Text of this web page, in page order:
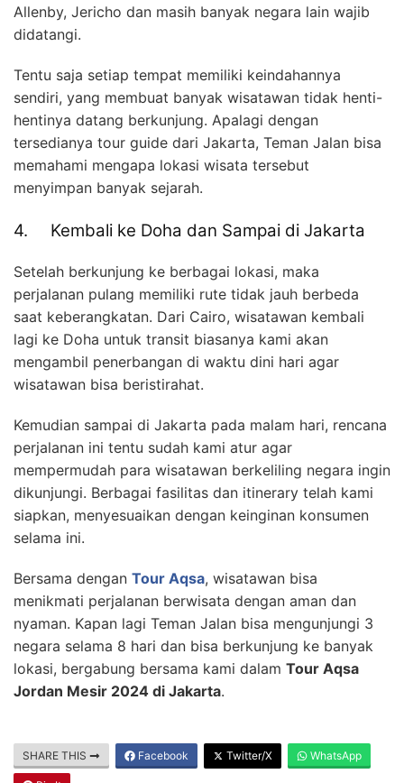
Allenby, Jericho dan masih banyak negara lain wajib
didatangi.
Tentu saja setiap tempat memiliki keindahannya
sendiri, yang membuat banyak wisatawan tidak henti-
hentinya datang berkunjung. Apalagi dengan
tersedianya tour guide dari Jakarta, Teman Jalan bisa
memahami mengapa lokasi wisata tersebut
menyimpan banyak sejarah.
4. Kembali ke Doha dan Sampai di Jakarta
Setelah berkunjung ke berbagai lokasi, maka
perjalanan pulang memiliki rute tidak jauh berbeda
saat keberangkatan. Dari Cairo, wisatawan kembali
lagi ke Doha untuk transit biasanya kami akan
mengambil penerbangan di waktu dini hari agar
wisatawan bisa beristirahat.
Kemudian sampai di Jakarta pada malam hari, rencana
perjalanan ini tentu sudah kami atur agar
mempermudah para wisatawan berkeliling negara ingin
dikunjungi. Berbagai fasilitas dan itinerary telah kami
siapkan, menyesuaikan dengan keinginan konsumen
selama ini.
Bersama dengan Tour Aqsa, wisatawan bisa
menikmati perjalanan berwisata dengan aman dan
nyaman. Kapan lagi Teman Jalan bisa mengunjungi 3
negara selama 8 hari dan bisa berkunjung ke banyak
lokasi, bergabung bersama kami dalam Tour Aqsa
Jordan Mesir 2024 di Jakarta.
SHARE THIS Facebook Twitter/X WhatsApp